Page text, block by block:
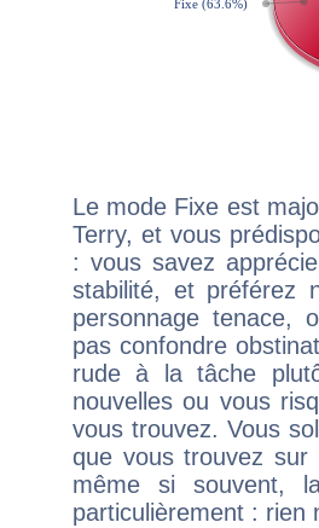
Le mode Fixe est
Terry, et vous
: vous savez
stabilité, et préférez
personnage tenace,
pas confondre
rude à la tâche
nouvelles ou vous
vous trouvez. Vous
que vous trouvez
même si souvent,
particulièrement : rien